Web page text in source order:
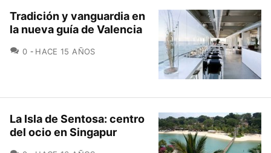
Tradición y vanguardia en
la nueva guía de Valencia
0 COMENTARIOS
HACE 15 AÑOS
La Isla de Sentosa: centro
del ocio en Singapur